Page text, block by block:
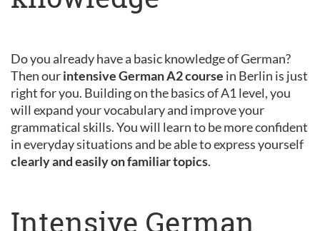
Do you already have a basic knowledge of German?
Then ourintensive German A2 course in Berlin is just
right for you. Building on the basics of A1 level, you
will expand your vocabulary and improve your
grammatical skills. You will learn to be more confident
in everyday situations and be able to express yourself
clearly and easily on familiar topics.
Intensive German